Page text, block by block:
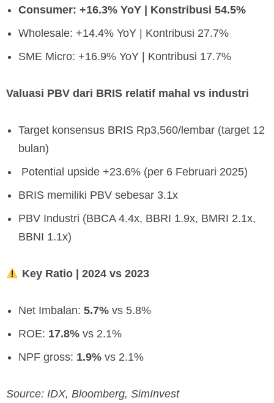
Consumer: +16.3% YoY | Konstribusi 54.5%
Wholesale: +14.4% YoY | Kontribusi 27.7%
SME Micro: +16.9% YoY | Kontribusi 17.7%
Valuasi PBV dari BRIS relatif mahal vs industri
Target konsensus BRIS Rp3,560/lembar (target 12
bulan)
⁠ Potential upside +23.6% (per 6 Februari 2025)
BRIS memiliki PBV sebesar 3.1x
PBV Industri (BBCA 4.4x, BBRI 1.9x, BMRI 2.1x,
BBNI 1.1x)
Key Ratio | 2024 vs 2023
Net Imbalan: 5.7% vs 5.8%
ROE: 17.8% vs 2.1%
NPF gross: 1.9% vs 2.1%
Source: IDX, Bloomberg, SimInvest